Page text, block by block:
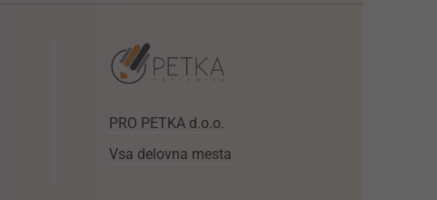
PRO PETKA d.o.o.
Vsa delovna mesta